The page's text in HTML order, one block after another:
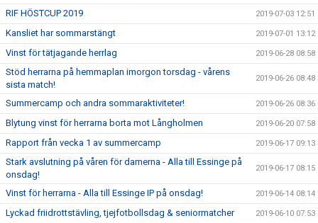
RIF HÖSTCUP 2019 2019-07-03 12:51
Kansliet har sommarstängt 2019-07-01 13:12
Vinst för tätjagande herrlag 2019-06-28 08:58
Stöd herrarna på hemmaplan imorgon torsdag - vårens
sista match!
2019-06-26 08:48
Summercamp och andra sommaraktiviteter! 2019-06-26 08:36
Blytung vinst för herrarna borta mot Långholmen 2019-06-20 07:58
Rapport från vecka 1 av summercamp 2019-06-17 09:13
Stark avslutning på våren för damerna - Alla till Essinge på
onsdag!
2019-06-17 08:15
Vinst för herrarna - Alla till Essinge IP på onsdag! 2019-06-14 08:14
Lyckad friidrottstävling, tjejfotbollsdag & seniormatcher 2019-06-10 07:53